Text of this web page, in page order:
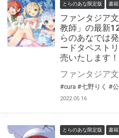
とらのあな限定版 書籍
ファンタジア
教師」の最新
らのあなでは
ードタペスト
売いたします！
#cura #七野りく #
2022.05.16
とらのあな限定版 書籍